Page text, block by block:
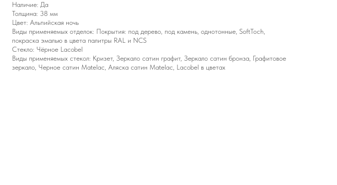
Наличие: Да
Толщина: 38 мм
Цвет: Альпийская ночь
Виды применяемых отделок: Покрытия: под дерево, под камень, однотонные, SoftToch,
покраска эмалью в цвета палитры RAL и NCS
Стекло: Чёрное Lacobel
Виды применяемых стекол: Кризет, Зеркало сатин графит, Зеркало сатин бронза, Графитовое
зеркало, Черное сатин Matelac, Аляска сатин Matelac, Lacobel в цветах